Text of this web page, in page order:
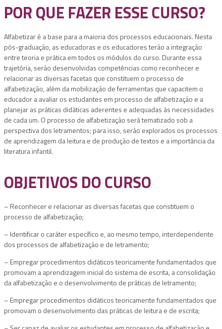
POR QUE FAZER ESSE CURSO?
Alfabetizar é a base para a maioria dos processos educacionais. Nesta
pós-graduação, as educadoras e os educadores terão a integração
entre teoria e prática em todos os módulos do curso. Durante essa
trajetória, serão desenvolvidas competências como reconhecer e
relacionar as diversas facetas que constituem o processo de
alfabetização, além da mobilização de ferramentas que capacitem o
educador a avaliar os estudantes em processo de alfabetização e a
planejar as práticas didáticas aderentes e adequadas às necessidades
de cada um. O processo de alfabetização será tematizado sob a
perspectiva dos letramentos; para isso, serão explorados os processos
de aprendizagem da leitura e de produção de textos e a importância da
literatura infantil.
OBJETIVOS DO CURSO
– Reconhecer e relacionar as diversas facetas que constituem o
processo de alfabetização;
– Identificar o caráter específico e, ao mesmo tempo, interdependente
dos processos de alfabetização e de letramento;
– Empregar procedimentos didáticos teoricamente fundamentados que
promovam a aprendizagem inicial do sistema de escrita, a consolidação
da alfabetização e o desenvolvimento de práticas de letramento;
– Empregar procedimentos didáticos teoricamente fundamentados que
promovam o desenvolvimento das práticas de leitura e de escrita;